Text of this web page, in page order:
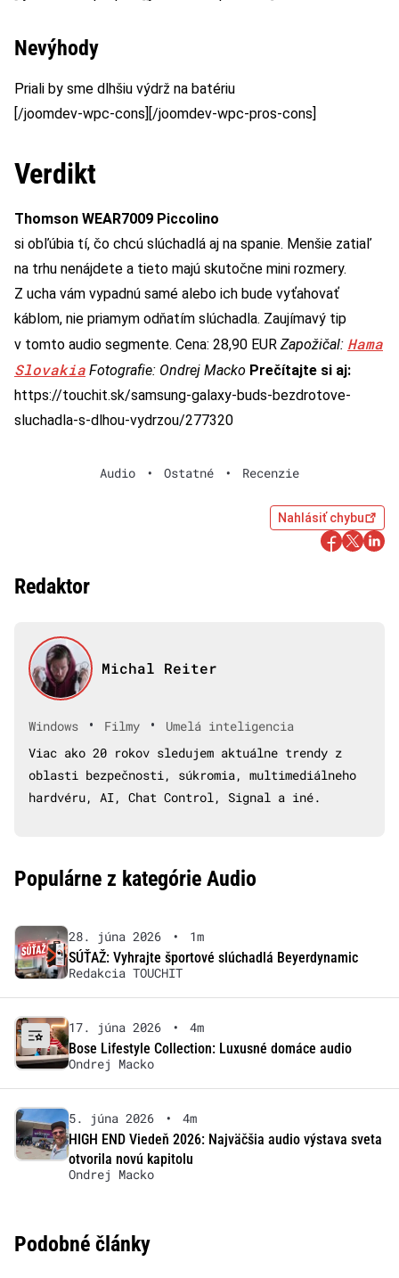
Nevýhody
Priali by sme dlhšiu výdrž na batériu
[/joomdev-wpc-cons][/joomdev-wpc-pros-cons]
Verdikt
Thomson WEAR7009 Piccolino
si obľúbia tí, čo chcú slúchadlá aj na spanie. Menšie zatiaľ
na trhu nenájdete a tieto majú skutočne mini rozmery.
Z ucha vám vypadnú samé alebo ich bude vyťahovať
káblom, nie priamym odňatím slúchadla. Zaujímavý tip
v tomto audio segmente. Cena: 28,90 EUR Zapožičal: Hama
Slovakia Fotografie: Ondrej Macko Prečítajte si aj:
https://touchit.sk/samsung-galaxy-buds-bezdrotove-
sluchadla-s-dlhou-vydrzou/277320
Audio • Ostatné • Recenzie
Nahlásiť chybu
Redaktor
Michal Reiter
Windows • Filmy •
Umelá inteligencia
Viac ako 20 rokov sledujem aktuálne trendy z
oblasti bezpečnosti, súkromia, multimediálneho
hardvéru, AI, Chat Control, Signal a iné.
Populárne z kategórie Audio
28. júna 2026 •
1m
SÚŤAŽ: Vyhrajte športové slúchadlá Beyerdynamic
Redakcia TOUCHIT
17. júna 2026 •
4m
Bose Lifestyle Collection: Luxusné domáce audio
Ondrej Macko
5. júna 2026 •
4m
HIGH END Viedeň 2026: Najväčšia audio výstava sveta
otvorila novú kapitolu
Ondrej Macko
Podobné články